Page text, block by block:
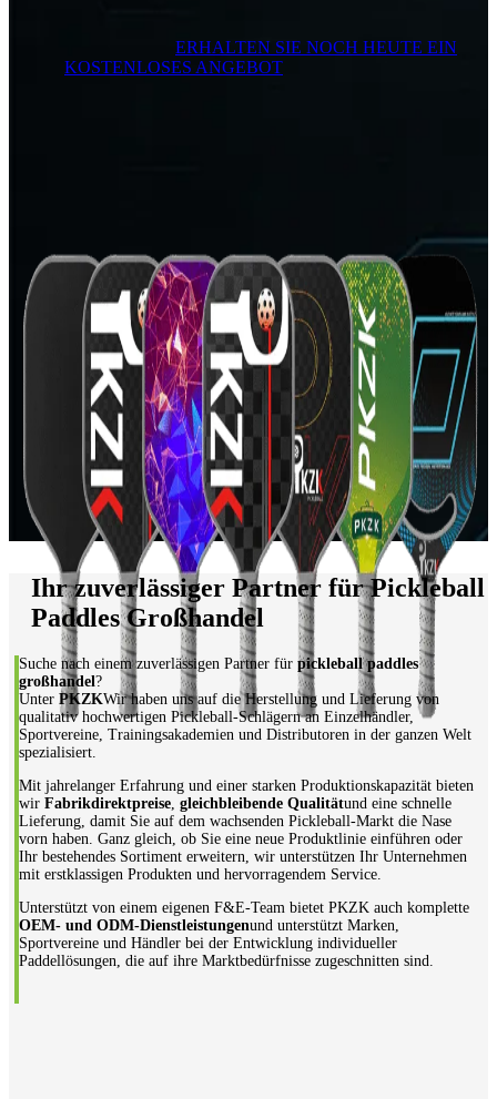
ERHALTEN SIE NOCH HEUTE EIN
KOSTENLOSES ANGEBOT
Ihr zuverlässiger Partner für Pickleball
Paddles Großhandel
Suche nach einem zuverlässigen Partner für pickleball paddles
großhandel?
Unter PKZKWir haben uns auf die Herstellung und Lieferung von
qualitativ hochwertigen Pickleball-Schlägern an Einzelhändler,
Sportvereine, Trainingsakademien und Distributoren in der ganzen Welt
spezialisiert.
Mit jahrelanger Erfahrung und einer starken Produktionskapazität bieten
wir Fabrikdirektpreise, gleichbleibende Qualitätund eine schnelle
Lieferung, damit Sie auf dem wachsenden Pickleball-Markt die Nase
vorn haben. Ganz gleich, ob Sie eine neue Produktlinie einführen oder
Ihr bestehendes Sortiment erweitern, wir unterstützen Ihr Unternehmen
mit erstklassigen Produkten und hervorragendem Service.
Unterstützt von einem eigenen F&E-Team bietet PKZK auch komplette
OEM- und ODM-Dienstleistungenund unterstützt Marken,
Sportvereine und Händler bei der Entwicklung individueller
Paddellösungen, die auf ihre Marktbedürfnisse zugeschnitten sind.